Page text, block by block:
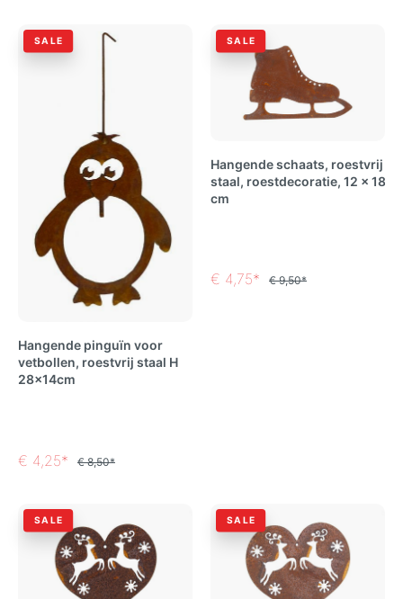
SALE
Hangende pinguïn voor
vetbollen, roestvrij staal H
28x14cm
€ 4,25* € 8,50*
SALE
Hangende schaats, roestvrij
staal, roestdecoratie, 12 x 18
cm
€ 4,75* € 9,50*
SALE SALE